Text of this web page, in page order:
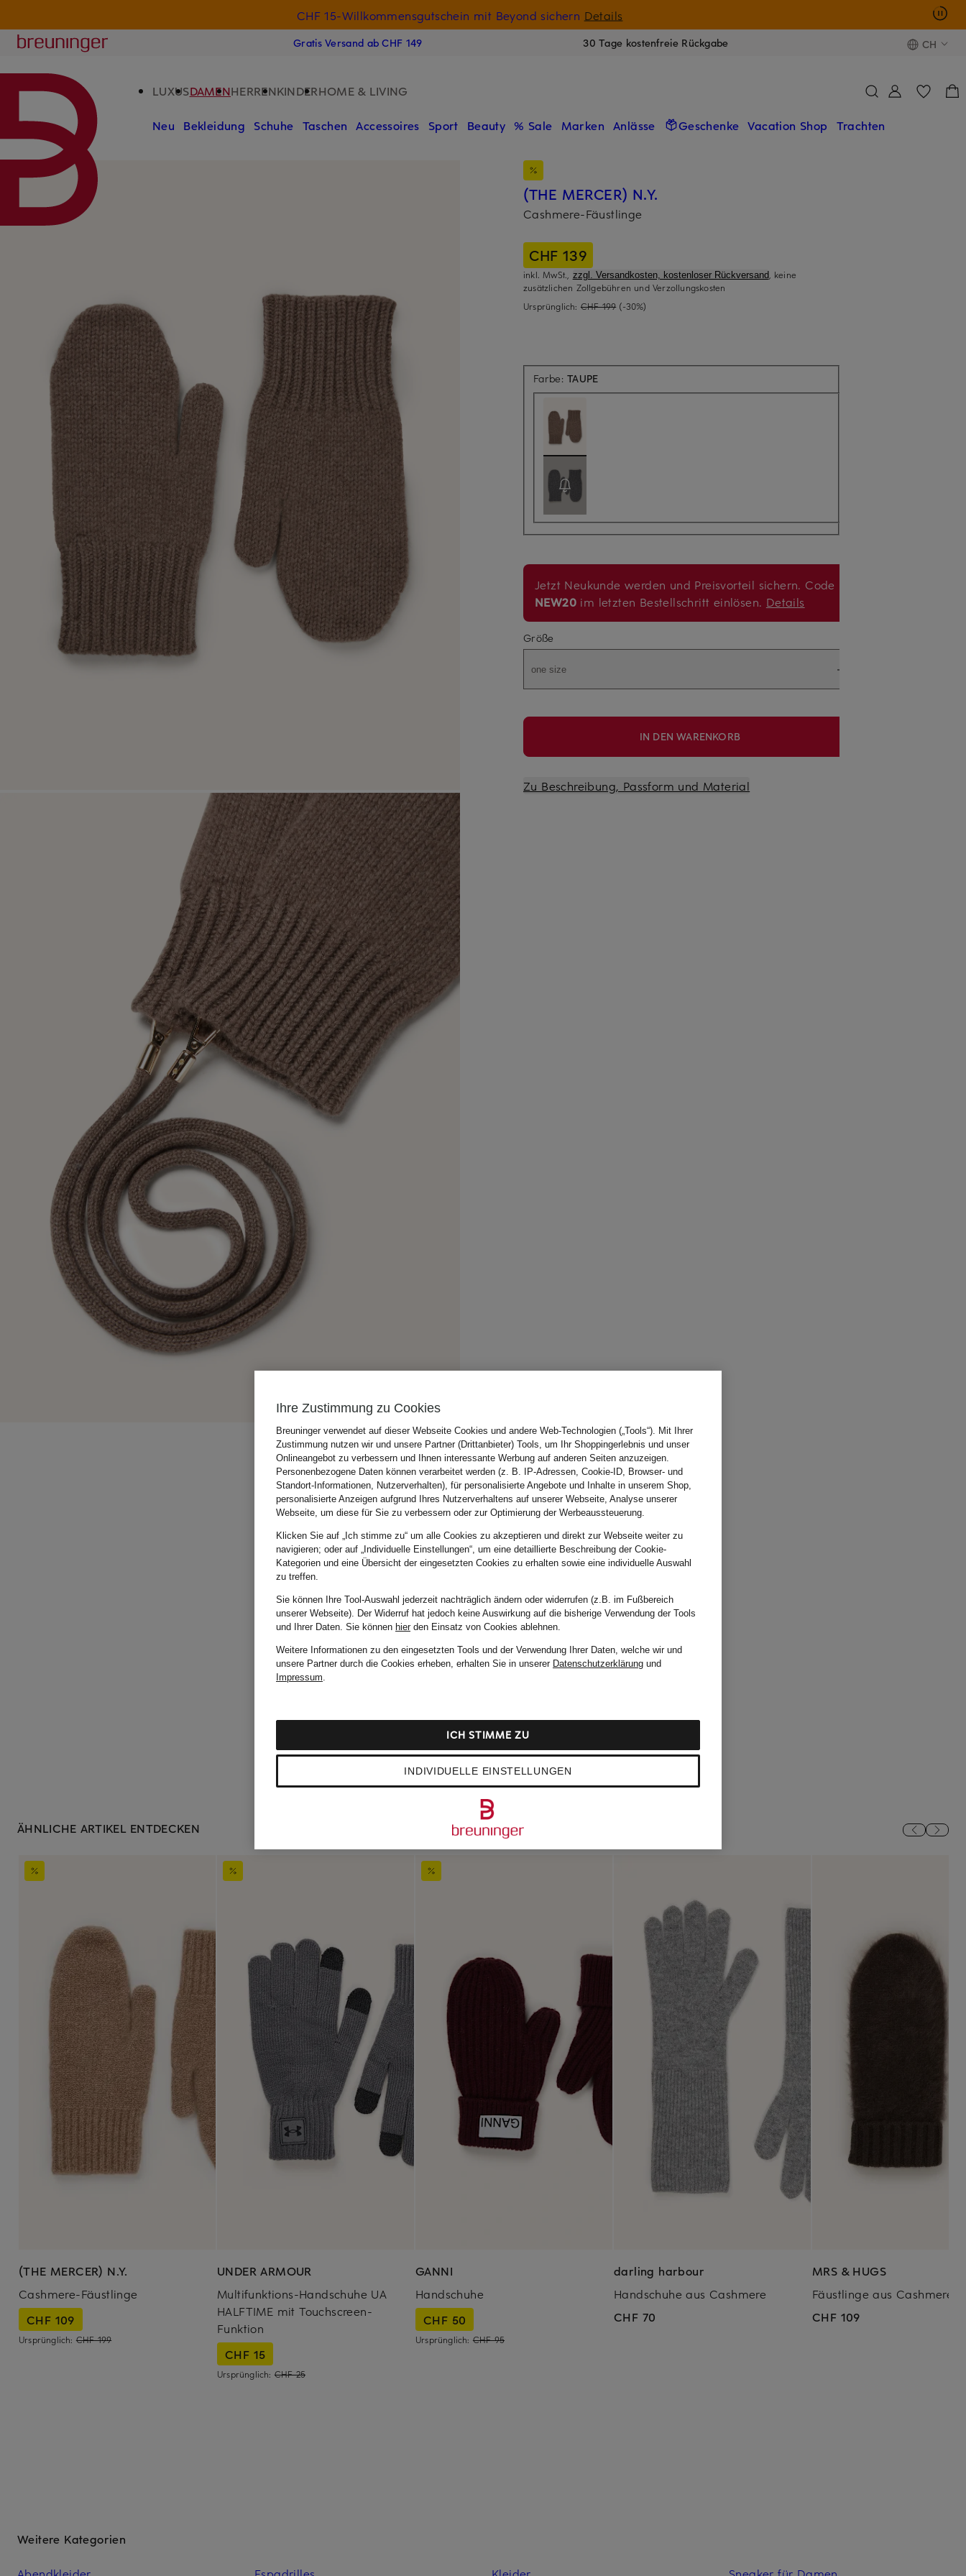
CHF 15-Willkommensgutschein mit Beyond sichern Details
Breuninger
Gratis Versand ab CHF 149 30 Tage kostenfreie Rückgabe CH
LUXUSDAMENHERRENKINDERHOME & LIVING
Neu Bekleidung Schuhe Taschen Accessoires Sport Beauty % Sale Marken Anlässe Geschenke Vacation Shop Trachten
(THE MERCER) N.Y.
Cashmere-Fäustlinge
CHF 139
inkl. MwSt., zzgl. Versandkosten, kostenloser Rückversand, keine
zusätzlichen Zollgebühren und Verzollungskosten
Ursprünglich: CHF 199 (-30%)
Farbe:TAUPE
Jetzt Neukunde werden und Preisvorteil sichern. Code
NEW20 im letzten Bestellschritt einlösen. Details
Größe
one size
IN DEN WARENKORB
Zu Beschreibung, Passform und Material
ÄHNLICHE ARTIKEL ENTDECKEN
(THE MERCER) N.Y.
Cashmere-Fäustlinge
CHF 109
Ursprünglich: CHF 199
UNDER ARMOUR
Multifunktions-Handschuhe UA
HALFTIME mit Touchscreen-
Funktion
CHF 15
Ursprünglich: CHF 25
GANNI
Handschuhe
CHF 50
Ursprünglich: CHF 95
darling harbour
Handschuhe aus Cashmere
CHF 70
MRS & HUGS
Fäustlinge aus Cashmere
CHF 109
Weitere Kategorien
Ihre Zustimmung zu Cookies
Breuninger verwendet auf dieser Webseite Cookies und andere Web-Technologien („Tools“). Mit Ihrer
Zustimmung nutzen wir und unsere Partner (Drittanbieter) Tools, um Ihr Shoppingerlebnis und unser
Onlineangebot zu verbessern und Ihnen interessante Werbung auf anderen Seiten anzuzeigen.
Personenbezogene Daten können verarbeitet werden (z. B. IP-Adressen, Cookie-ID, Browser- und
Standort-Informationen, Nutzerverhalten), für personalisierte Angebote und Inhalte in unserem Shop,
personalisierte Anzeigen aufgrund Ihres Nutzerverhaltens auf unserer Webseite, Analyse unserer
Webseite, um diese für Sie zu verbessern oder zur Optimierung der Werbeaussteuerung.
Klicken Sie auf „Ich stimme zu“ um alle Cookies zu akzeptieren und direkt zur Webseite weiter zu
navigieren; oder auf „Individuelle Einstellungen“, um eine detaillierte Beschreibung der Cookie-
Kategorien und eine Übersicht der eingesetzten Cookies zu erhalten sowie eine individuelle Auswahl
zu treffen.
Sie können Ihre Tool-Auswahl jederzeit nachträglich ändern oder widerrufen (z.B. im Fußbereich
unserer Webseite). Der Widerruf hat jedoch keine Auswirkung auf die bisherige Verwendung der Tools
und Ihrer Daten. Sie können hierden Einsatz von Cookies ablehnen.
Weitere Informationen zu den eingesetzten Tools und der Verwendung Ihrer Daten, welche wir und
unsere Partner durch die Cookies erheben, erhalten Sie in unserer Datenschutzerklärung und
Impressum.
INDIVIDUELLE EINSTELLUNGEN
ICH STIMME ZU